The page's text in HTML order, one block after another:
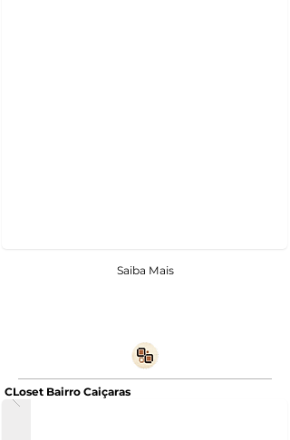
Saiba Mais
CLoset Bairro Caiçaras